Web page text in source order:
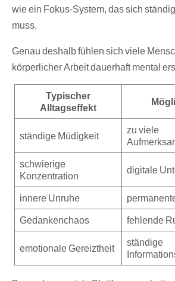
wie ein Fokus-System, das sich
muss.
Genau deshalb fühlen sich viele
körperlicher Arbeit dauerhaft mental
Typischer
Alltagseffekt
ständige Müdigkeit
zu viele
schwierige
Konzentration
digitale
innere Unruhe
Gedankenchaos
fehlende
emotionale Gereiztheit
ständige